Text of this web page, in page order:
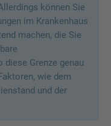
können Sie
im Krankenhaus
machen, die Sie
diese Grenze genau
wie dem
und der